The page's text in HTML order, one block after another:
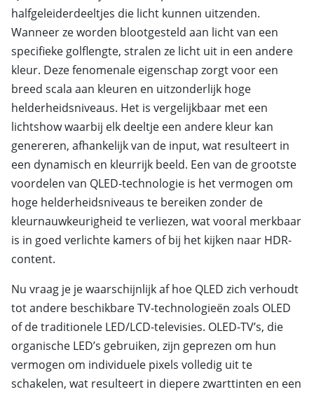
halfgeleiderdeeltjes die licht kunnen uitzenden.
Wanneer ze worden blootgesteld aan licht van een
specifieke golflengte, stralen ze licht uit in een andere
kleur. Deze fenomenale eigenschap zorgt voor een
breed scala aan kleuren en uitzonderlijk hoge
helderheidsniveaus. Het is vergelijkbaar met een
lichtshow waarbij elk deeltje een andere kleur kan
genereren, afhankelijk van de input, wat resulteert in
een dynamisch en kleurrijk beeld. Een van de grootste
voordelen van QLED-technologie is het vermogen om
hoge helderheidsniveaus te bereiken zonder de
kleurnauwkeurigheid te verliezen, wat vooral merkbaar
is in goed verlichte kamers of bij het kijken naar HDR-
content.
Nu vraag je je waarschijnlijk af hoe QLED zich verhoudt
tot andere beschikbare TV-technologieën zoals OLED
of de traditionele LED/LCD-televisies. OLED-TV’s, die
organische LED’s gebruiken, zijn geprezen om hun
vermogen om individuele pixels volledig uit te
schakelen, wat resulteert in diepere zwarttinten en een